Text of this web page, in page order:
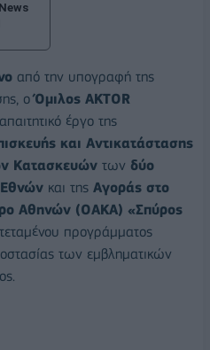
από την υπογραφή της
οΌμιλος AKTOR
έργο της
και Αντικατάστασης
Κατασκευών των δύο
Εθνών και της Αγοράς στο
Αθηνών (ΟΑΚΑ) «Σπύρος
προγράμματος
των εμβληματικών